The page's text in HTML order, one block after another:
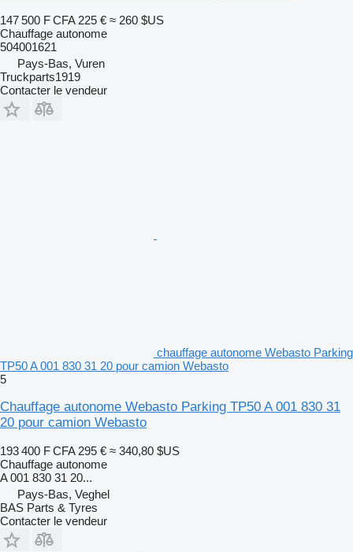
147 500 F CFA 225 € ≈ 260 $US
Chauffage autonome
504001621
Pays-Bas, Vuren
Truckparts1919
Contacter le vendeur
chauffage autonome Webasto Parking
TP50 A 001 830 31 20 pour camion Webasto
5
Chauffage autonome Webasto Parking TP50 A 001 830 31
20 pour camion Webasto
193 400 F CFA 295 € ≈ 340,80 $US
Chauffage autonome
A 001 830 31 20...
Pays-Bas, Veghel
BAS Parts & Tyres
Contacter le vendeur